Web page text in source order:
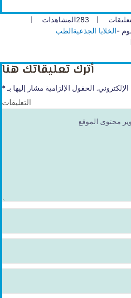
283المشاهدات
-الخلايا الجذعيةالطب
أترك تعليقاتك هنا
الحقول الإلزامية مشار إليها بـ*
التعليقات